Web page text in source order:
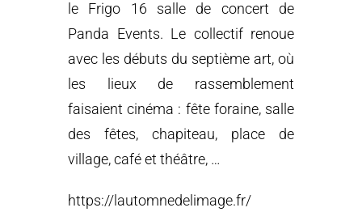
le Frigo 16 salle de concert de
Panda Events. Le collectif renoue
avec les débuts du septième art, où
les lieux de rassemblement
faisaient cinéma : fête foraine, salle
des fêtes, chapiteau, place de
village, café et théâtre, …
https://lautomnedelimage.fr/